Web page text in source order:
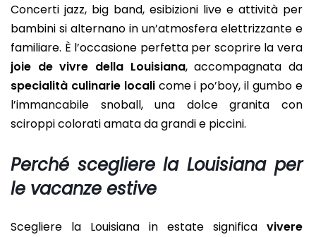
Concerti jazz, big band, esibizioni live e attività per
bambini si alternano in un’atmosfera elettrizzante e
familiare. È l’occasione perfetta per scoprire la vera
joie de vivre della Louisiana, accompagnata da
specialità culinarie localicome i po’boy, il gumbo e
l’immancabile snoball, una dolce granita con
sciroppi colorati amata da grandi e piccini.
Perché scegliere la Louisiana per
le vacanze estive
Scegliere la Louisiana in estate significa vivere